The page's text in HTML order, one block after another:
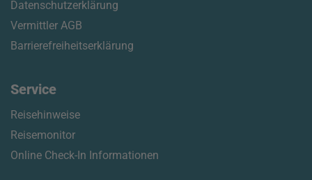
Datenschutzerklärung
Vermittler AGB
Barrierefreiheitserklärung
Service
Reisehinweise
Reisemonitor
Online Check-In Informationen